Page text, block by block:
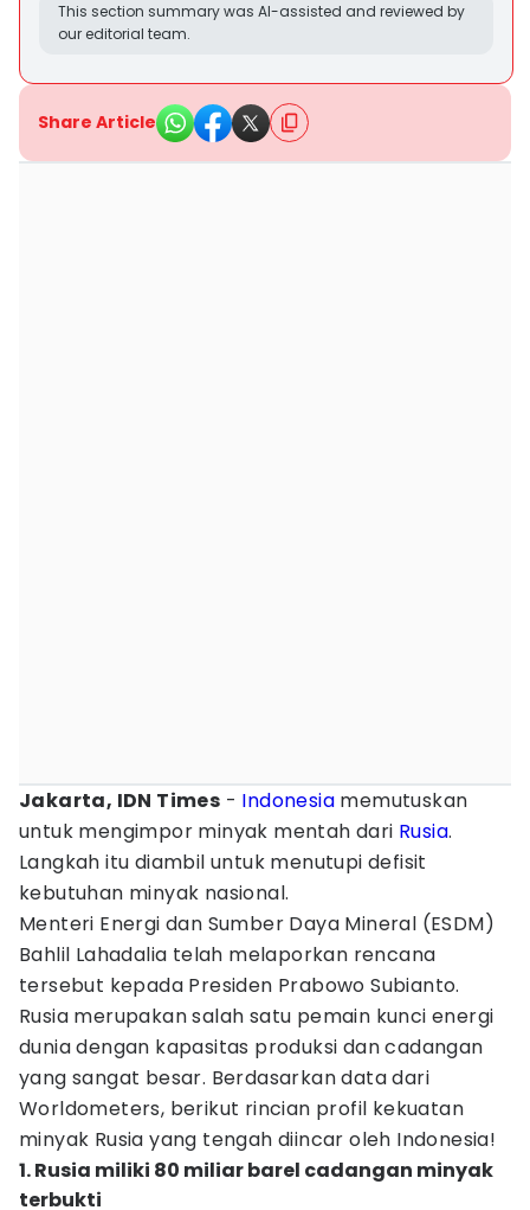
This section summary was AI-assisted and reviewed by
our editorial team.
Share Article
Jakarta, IDN Times - Indonesia memutuskan
untuk mengimpor minyak mentah dari Rusia.
Langkah itu diambil untuk menutupi defisit
kebutuhan minyak nasional.
Menteri Energi dan Sumber Daya Mineral (ESDM)
Bahlil Lahadalia telah melaporkan rencana
tersebut kepada Presiden Prabowo Subianto.
Rusia merupakan salah satu pemain kunci energi
dunia dengan kapasitas produksi dan cadangan
yang sangat besar. Berdasarkan data dari
Worldometers, berikut rincian profil kekuatan
minyak Rusia yang tengah diincar oleh Indonesia!
1. Rusia miliki 80 miliar barel cadangan minyak
terbukti